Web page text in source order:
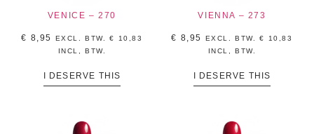
VENICE – 270
€ 8,95 EXCL. BTW.€
10,83
INCL, BTW.
I DESERVE THIS
VIENNA – 273
€ 8,95 EXCL. BTW.€
10,83
INCL, BTW.
I DESERVE THIS